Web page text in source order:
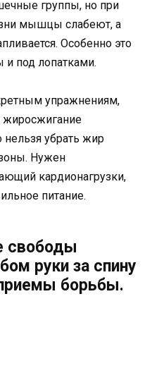
группы, но при
мышцы слабеют, а
Особенно это
и под лопатками.
упражнениям,
жиросжигание
нельзя убрать жир
Нужен
кардионагрузки,
питание.
свободы
руки за спину
борьбы.